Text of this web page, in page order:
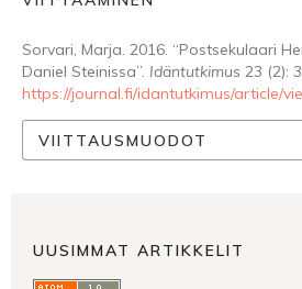
Sorvari, Marja. 2016. “Postsekulaari
Daniel Steinissa”. Idäntutkimus 23 (2):
https://journal.fi/idantutkimus/article/
VIITTAUSMUODOT
UUSIMMAT ARTIKKELIT